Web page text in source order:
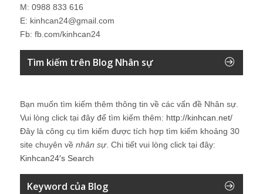
M: 0988 833 616
E: kinhcan24@gmail.com
Fb: fb.com/kinhcan24
Tìm kiếm trên Blog Nhân sự
Bạn muốn tìm kiếm thêm thông tin về các vấn đề Nhân sự
Vui lòng click tại đây để tìm kiếm thêm: http://kinhcan.net/
Đây là công cụ tìm kiếm được tích hợp tìm kiếm khoảng 30
site chuyên về nhân sự. Chi tiết vui lòng click tại đây:
Kinhcan24′s Search
Keyword của Blog